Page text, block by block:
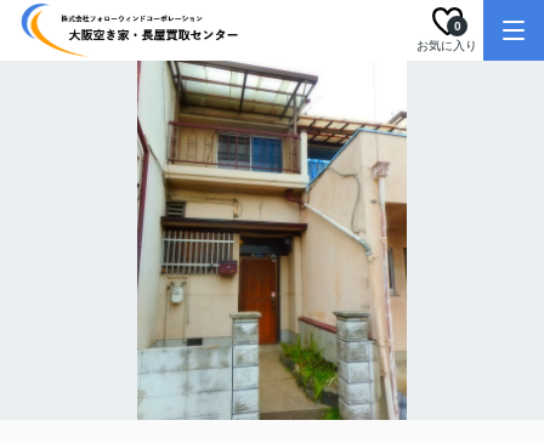
お気に入り
0